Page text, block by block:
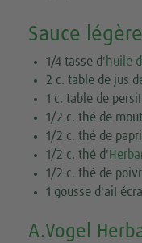
Sauce légère
1/4 tasse d' huile
2 c. table de jus
1 c. table de
1/2 c. thé de
1/2 c. thé de
1/2 c. thé d'
1/2 c. thé de
1 gousse d'aiI
A.Vogel